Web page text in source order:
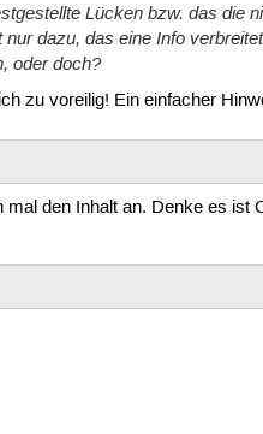
Lücken bzw. das die
dazu, das eine Info
oder doch?
zu voreilig! Ein einfacher
mal den Inhalt an. Denke es ist